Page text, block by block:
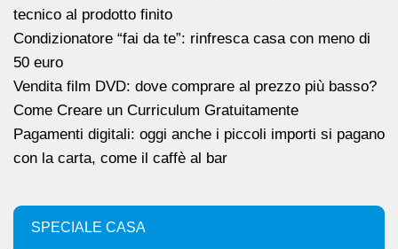
tecnico al prodotto finito
Condizionatore “fai da te”: rinfresca casa con meno di
50 euro
Vendita film DVD: dove comprare al prezzo più basso?
Come Creare un Curriculum Gratuitamente
Pagamenti digitali: oggi anche i piccoli importi si pagano
con la carta, come il caffè al bar
SPECIALE CASA